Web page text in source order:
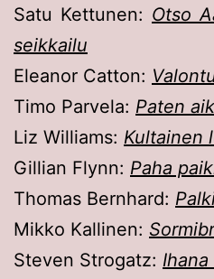
Satu Kettunen: Otso
seikkailu
Eleanor Catton:
Timo Parvela: Paten
Liz Williams: Kultainen
Gillian Flynn: Paha
Thomas Bernhard:
Mikko Kallinen:
Steven Strogatz: Ihana